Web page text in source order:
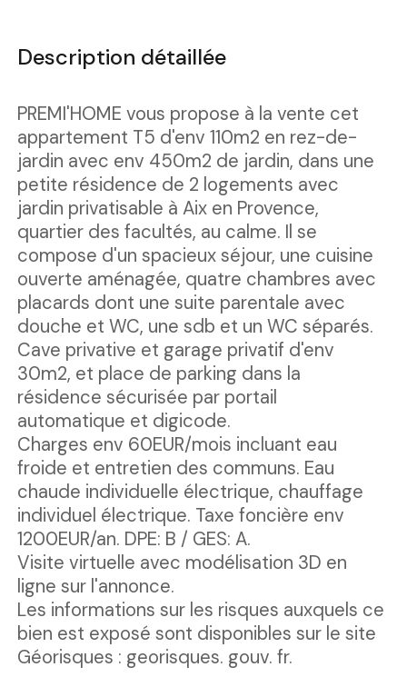
Description détaillée
PREMI'HOME vous propose à la vente cet
appartement T5 d'env 110m2 en rez-de-
jardin avec env 450m2 de jardin, dans une
petite résidence de 2 logements avec
jardin privatisable à Aix en Provence,
quartier des facultés, au calme. Il se
compose d'un spacieux séjour, une cuisine
ouverte aménagée, quatre chambres avec
placards dont une suite parentale avec
douche et WC, une sdb et un WC séparés.
Cave privative et garage privatif d'env
30m2, et place de parking dans la
résidence sécurisée par portail
automatique et digicode.
Charges env 60EUR/mois incluant eau
froide et entretien des communs. Eau
chaude individuelle électrique, chauffage
individuel électrique. Taxe foncière env
1200EUR/an. DPE: B / GES: A.
Visite virtuelle avec modélisation 3D en
ligne sur l'annonce.
Les informations sur les risques auxquels ce
bien est exposé sont disponibles sur le site
Géorisques : georisques. gouv. fr.